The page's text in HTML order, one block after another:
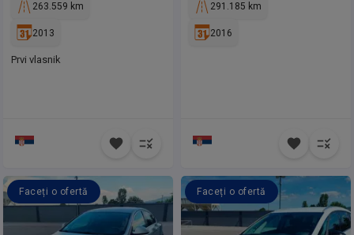
263.559 km
2013
Prvi vlasnik
291.185 km
2016
Faceți o ofertă Faceți o ofertă